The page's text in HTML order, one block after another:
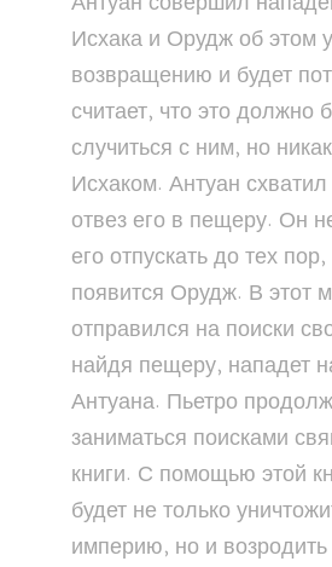
Исхака и Орудж об этом
возвращению и будет
считает, что это должно
случиться с ним, но
Исхаком. Антуан
отвез его в пещеру. Он
его отпускать до тех
появится Орудж. В этот
отправился на поиски
найдя пещеру, нападет
Антуана. Пьетро
заниматься поисками
книги. С помощью этой
будет не только
империю, но и